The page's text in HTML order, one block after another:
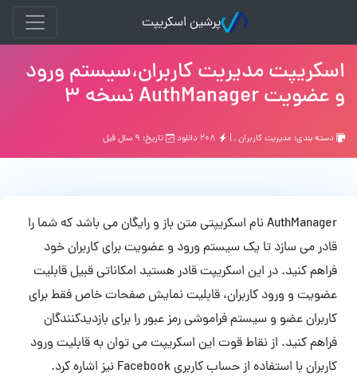
پرشین اسکریپت
اسکریپت مدیریت کاربران،سیستم ورود
و عضویت AuthManager نسخه 3
دسته بندی: مدیریت کاربران, | تاریخ: ۹ سال قبل
AuthManager نام اسکریپتی متن باز و رایگان می باشد که شما را
قادر می سازد تا یک سیستم ورود و عضویت برای کاربران خود
فراهم کنید. در این اسکریپت قادر هستید امکاناتی قبیل قابلیت
عضویت و ورود کاربران، قابلیت نمایش صفحات خاص فقط برای
کاربران عضو و سیستم فراموشی رمز عبور را برای بازدیدکنندگان
فراهم کنید. از نقاط قوت این اسکریپت می توان به قابلیت ورود
کاربران با استفاده از حساب کاربری Facebook نیز اشاره کرد.